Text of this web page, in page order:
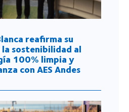
reafirma su
sostenibilidad al
100% limpia y
con AES Andes